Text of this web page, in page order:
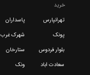
خرید
تهرانپارس
پاسداران
پونک
شهرک غرب
بلوار فردوس
ستارخان
سعادت اباد
ونک